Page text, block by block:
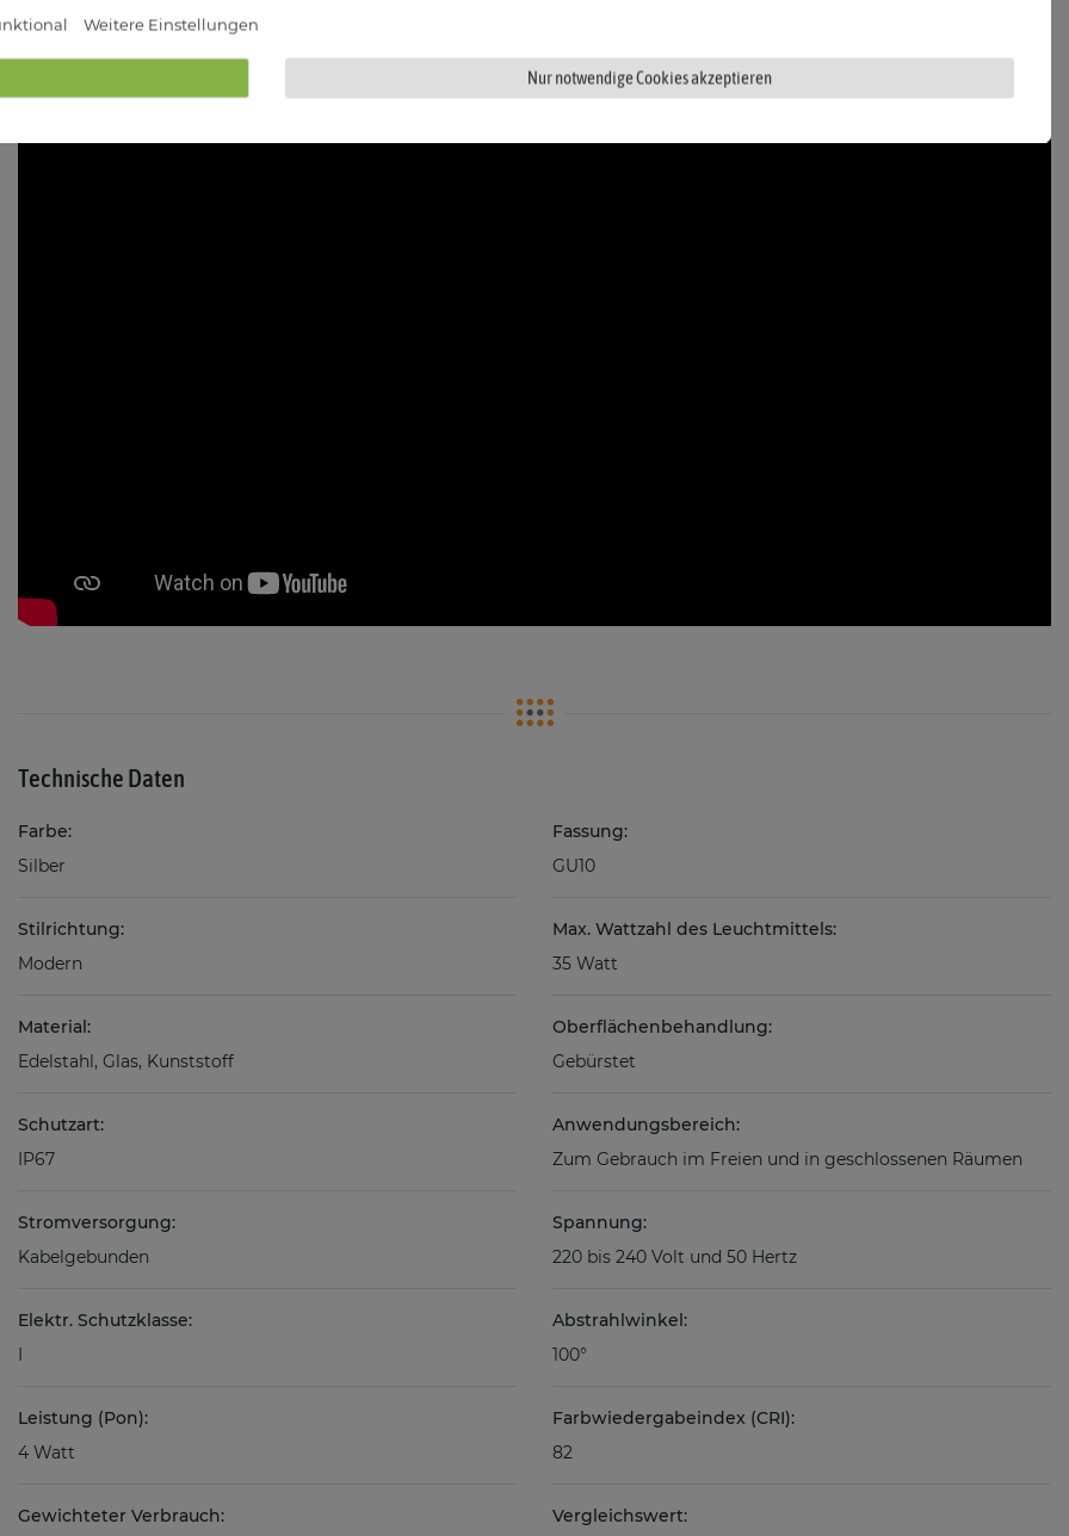
Technische Daten
Farbe:
Silber
Fassung:
GU10
Stilrichtung:
Modern
Max. Wattzahl des Leuchtmittels:
35 Watt
Material:
Edelstahl, Glas, Kunststoff
Oberflächenbehandlung:
Gebürstet
Schutzart:
IP67
Anwendungsbereich:
Zum Gebrauch im Freien und in geschlossenen Räumen
Stromversorgung:
Kabelgebunden
Spannung:
220 bis 240 Volt und 50 Hertz
Elektr. Schutzklasse:
Abstrahlwinkel:
100°
Leistung (Pon):
4 Watt
Farbwiedergabeindex (CRI):
82
Gewichteter Verbrauch: Vergleichswert:
Weitere Einstellungen
Nur notwendige Cookies akzeptieren